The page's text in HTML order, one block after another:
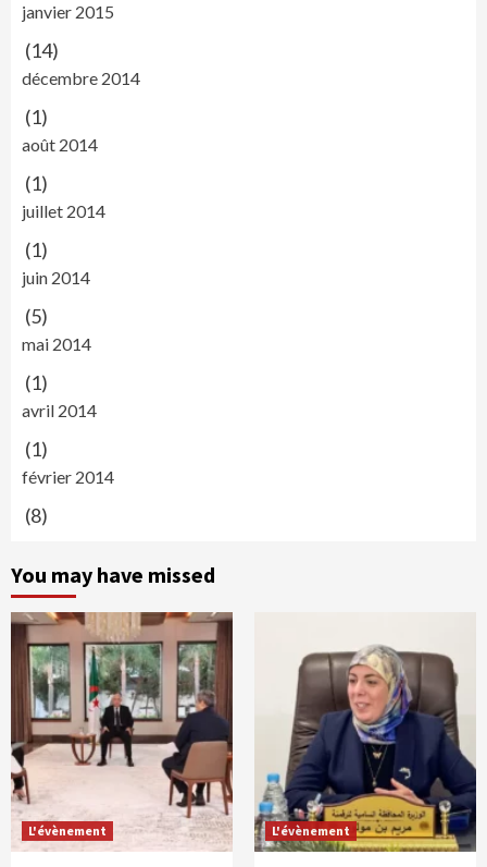
janvier 2015
(14)
décembre 2014
(1)
août 2014
(1)
juillet 2014
(1)
juin 2014
(5)
mai 2014
(1)
avril 2014
(1)
février 2014
(8)
You may have missed
L'évènement L'évènement